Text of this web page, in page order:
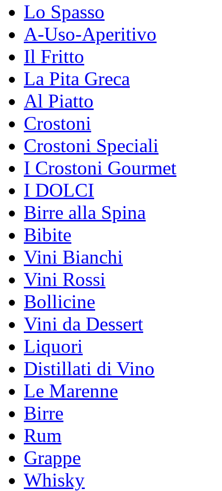
Lo Spasso
A-Uso-Aperitivo
Il Fritto
La Pita Greca
Al Piatto
Crostoni
Crostoni Speciali
I Crostoni Gourmet
I DOLCI
Birre alla Spina
Bibite
Vini Bianchi
Vini Rossi
Bollicine
Vini da Dessert
Liquori
Distillati di Vino
Le Marenne
Birre
Rum
Grappe
Whisky